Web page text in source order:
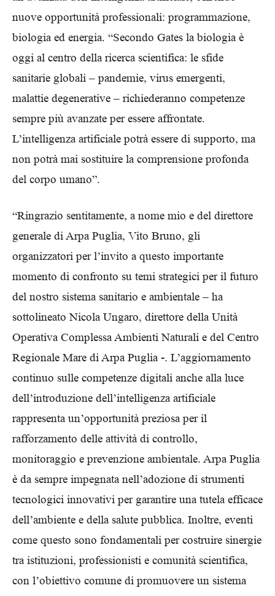
nuove opportunità professionali: programmazione,
biologia ed energia. “Secondo Gates la biologia è
oggi al centro della ricerca scientifica: le sfide
sanitarie globali – pandemie, virus emergenti,
malattie degenerative – richiederanno competenze
sempre più avanzate per essere affrontate.
L’intelligenza artificiale potrà essere di supporto, ma
non potrà mai sostituire la comprensione profonda
del corpo umano”.
“Ringrazio sentitamente, a nome mio e del direttore
generale di Arpa Puglia, Vito Bruno, gli
organizzatori per l’invito a questo importante
momento di confronto su temi strategici per il futuro
del nostro sistema sanitario e ambientale – ha
sottolineato Nicola Ungaro, direttore della Unità
Operativa Complessa Ambienti Naturali e del Centro
Regionale Mare di Arpa Puglia -. L’aggiornamento
continuo sulle competenze digitali anche alla luce
dell’introduzione dell’intelligenza artificiale
rappresenta un’opportunità preziosa per il
rafforzamento delle attività di controllo,
monitoraggio e prevenzione ambientale. Arpa Puglia
è da sempre impegnata nell’adozione di strumenti
tecnologici innovativi per garantire una tutela efficace
dell’ambiente e della salute pubblica. Inoltre, eventi
come questo sono fondamentali per costruire sinergie
tra istituzioni, professionisti e comunità scientifica,
con l’obiettivo comune di promuovere un sistema